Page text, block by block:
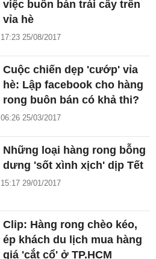
việc buôn bán trái cây trên
vỉa hè
17:23 25/08/2017
Cuộc chiến dẹp 'cướp' vỉa
hè: Lập facebook cho hàng
rong buôn bán có khả thi?
06:26 25/03/2017
Những loại hàng rong bỗng
dưng 'sốt xình xịch' dịp Tết
15:17 29/01/2017
Clip: Hàng rong chèo kéo,
ép khách du lịch mua hàng
giá 'cắt cổ' ở TP.HCM